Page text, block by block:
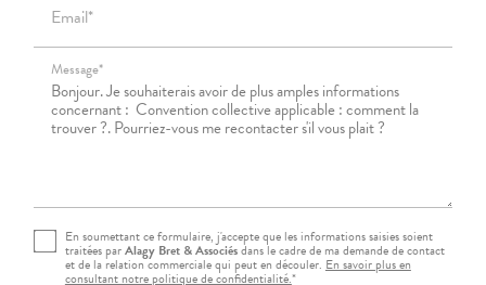
Email*
Message*
En soumettant ce formulaire, j'accepte que les informations saisies soient
traitées parAlagy Bret & Associésdans le cadre de ma demande de contact
et de la relation commerciale qui peut en découler. En savoir plus en
consultant notre politique de confidentialité.*